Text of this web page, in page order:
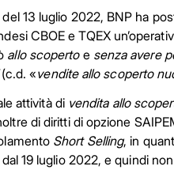
13 luglio 2022, BNP ha
CBOE e TQEX
allo scopertoe senza avere
(c.d. «vendite allo scoperto
attività di vendita allo
di diritti di opzione
Short Selling, in
19 luglio 2022, e quindi